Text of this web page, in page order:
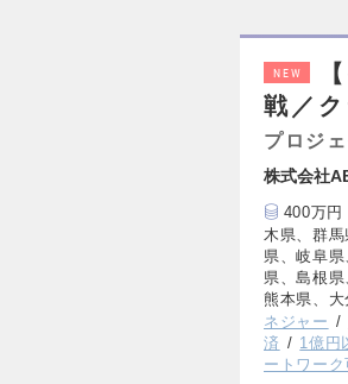
NEW
戦／
プロジ
株式会社
400万円
木県、群
県、岐阜
県、島根
熊本県、
ネジャー
済
1億円
ートワーク